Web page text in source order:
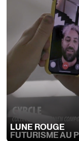
LUNE ROUGE
FUTURISME AU